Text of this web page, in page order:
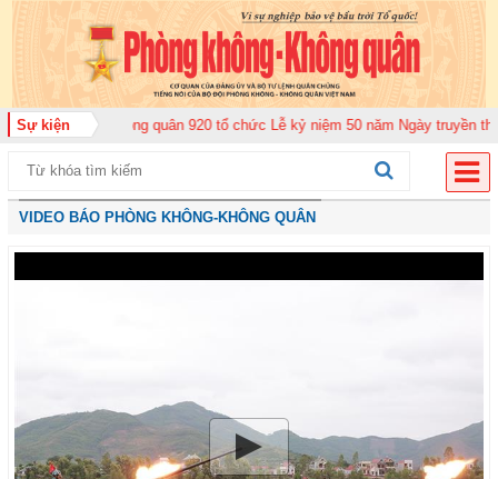
Sự kiện
Không quân 920 tổ chức Lễ kỷ niệm 50 năm Ngày truyền thống (12-11-
VIDEO BÁO PHÒNG KHÔNG-KHÔNG QUÂN